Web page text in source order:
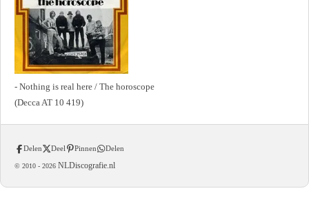
- Nothing is real here / The horoscope
(Decca AT 10 419)
Delen Deel Pinnen Delen
© 2010 - 2026 NLDiscografie.nl